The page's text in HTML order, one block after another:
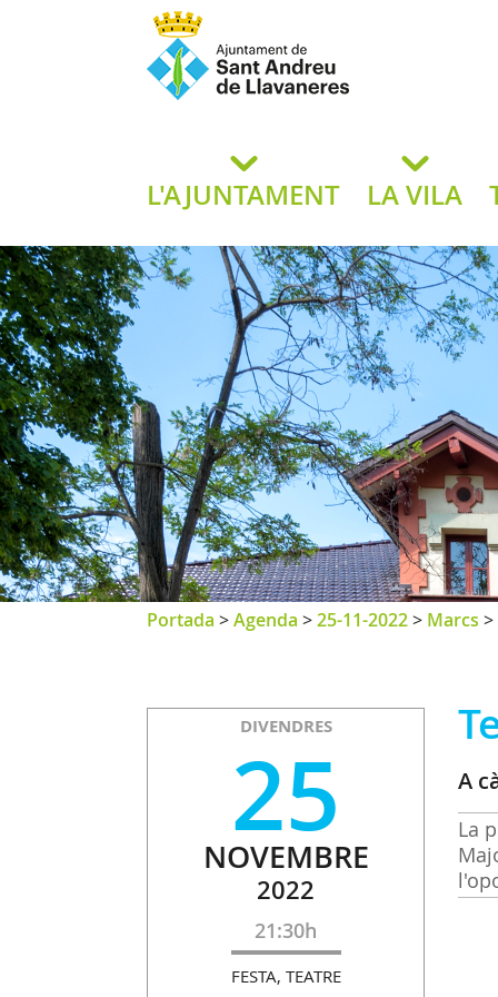
de
L'AJUNTAMENT LA VILA
Portada >Agenda >25-11-2022> Marcs >
DIVENDRES
25
NOVEMBRE
2022
21:30h
FESTA, TEATRE
A
La